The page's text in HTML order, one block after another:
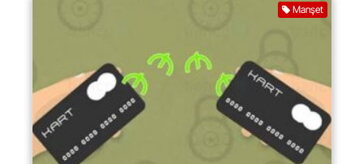
Manşet